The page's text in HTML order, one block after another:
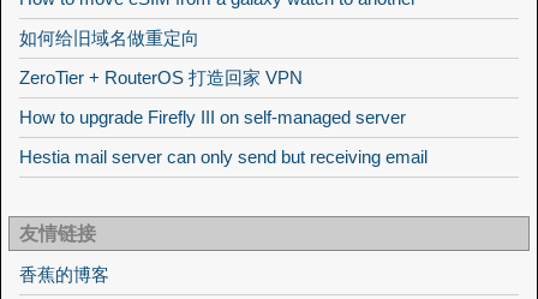
如何给旧域名做重定向
ZeroTier + RouterOS 打造回家 VPN
How to upgrade Firefly III on self-managed server
Hestia mail server can only send but receiving email
友情链接
香蕉的博客